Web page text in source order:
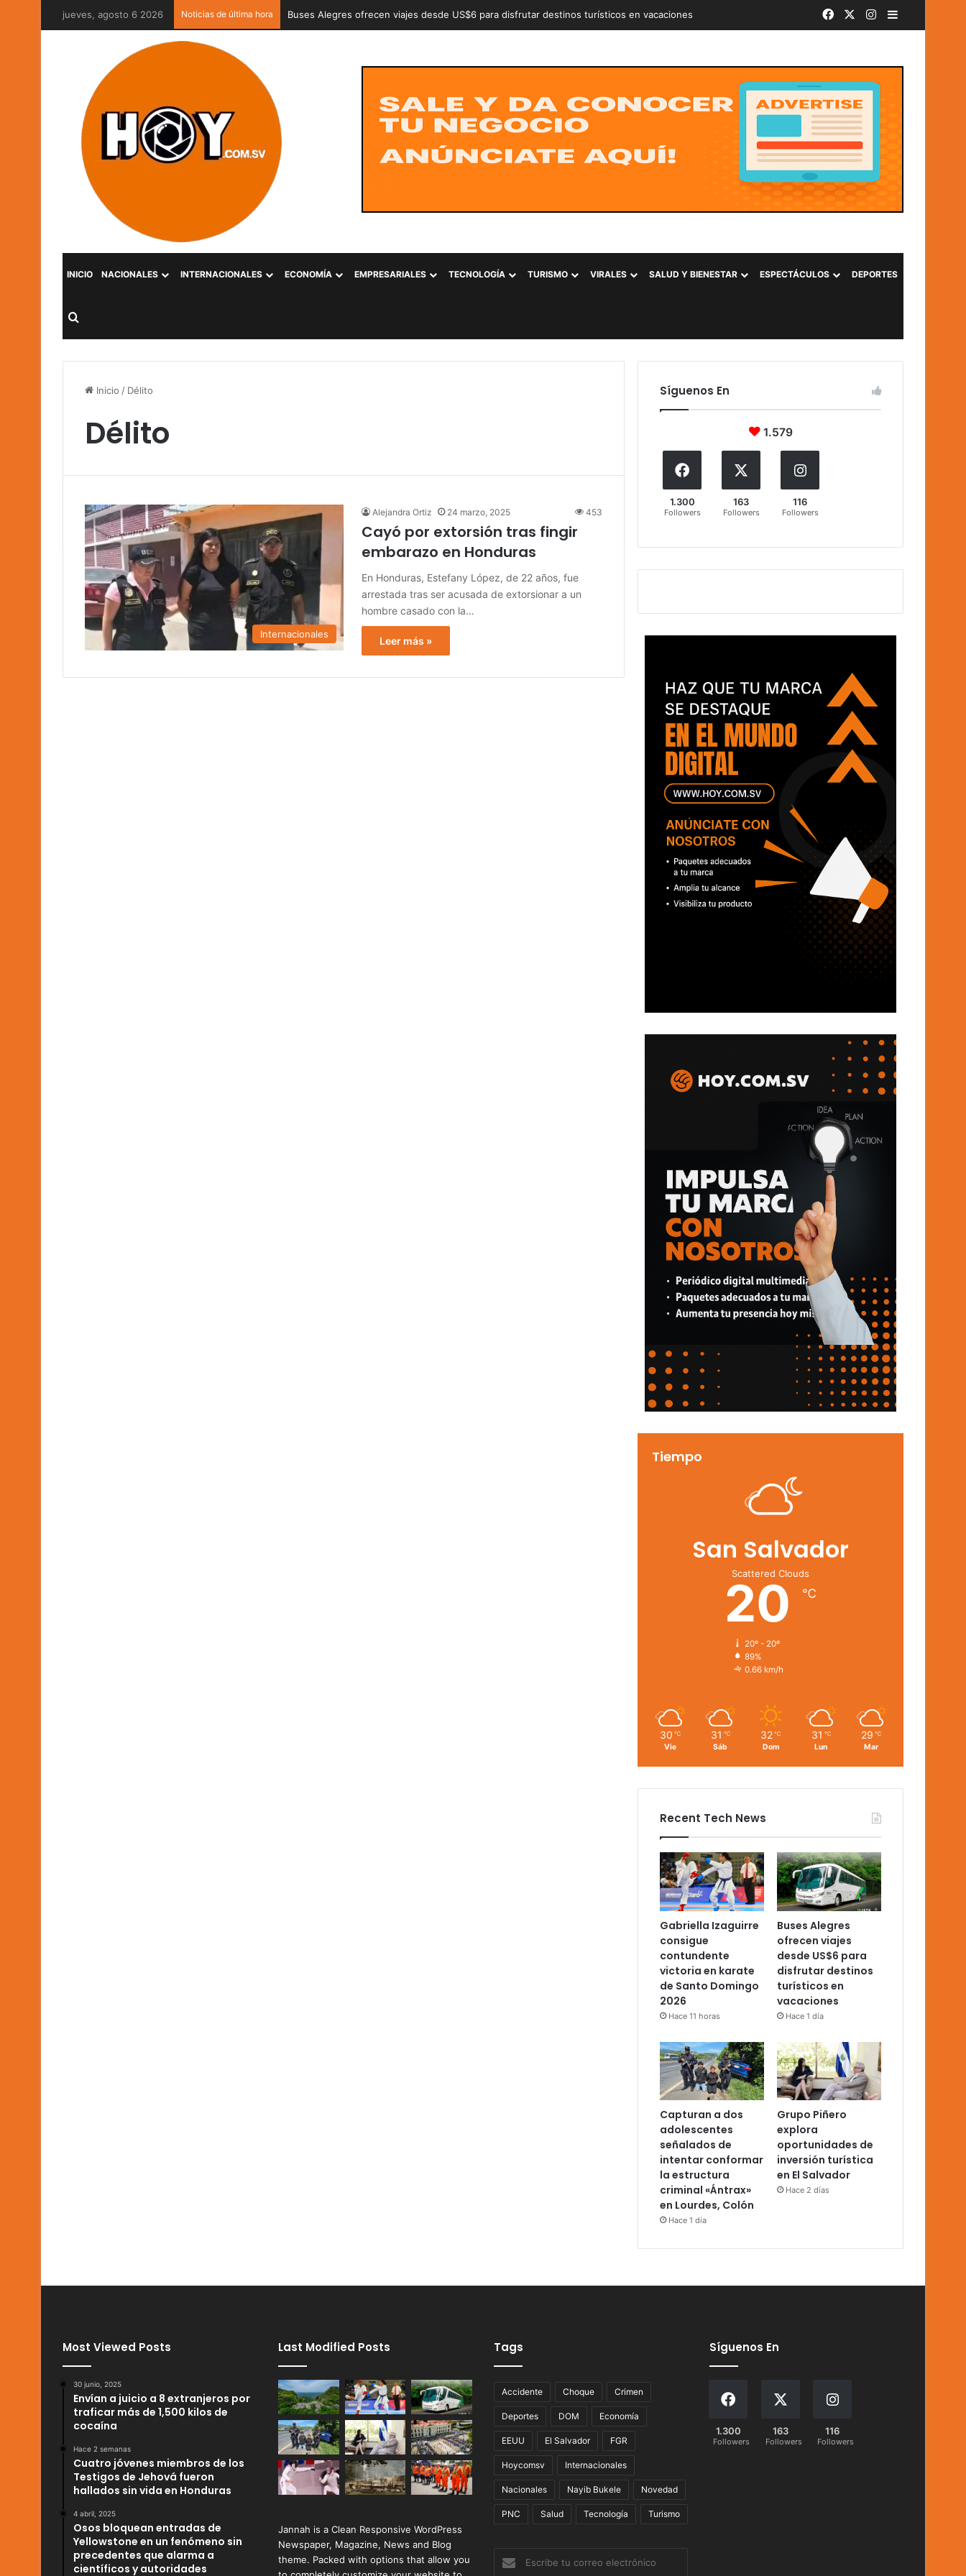
jueves, agosto 6 2026 Noticias de última hora Capturan a dos adolescentes señalados de intentar conformar la estructura criminal «Ántrax» en Lourdes, Colón Facebook Instagram
INICIO NACIONALES INTERNACIONALES ECONOMÍA EMPRESARIALES TECNOLOGÍA TURISMO VIRALES SALUD Y BIENESTAR ESPECTÁCULOS DEPORTES
Buscar por
Inicio / Délito
Délito
Internacionales
Alejandra Ortiz 24 marzo, 2025 453
Cayó por extorsión tras fingir
embarazo en Honduras
En Honduras, Estefany López, de 22 años, fue
arrestada tras ser acusada de extorsionar a un
hombre casado con la…
Leer más »
Síguenos En
1.579
1.300
Followers
163
Followers
116
Followers
Tiempo
San Salvador
Scattered Clouds
20 ℃
20º - 20º
89%
0.66 km/h
30 ℃
Vie
31 ℃
Sáb
32 ℃
Dom
31 ℃
Lun
29 ℃
Mar
Recent Tech News
Gabriella Izaguirre
consigue
contundente
victoria en karate
de Santo Domingo
2026
Hace 11 horas
Buses Alegres
ofrecen viajes
desde US$6 para
disfrutar destinos
turísticos en
vacaciones
Hace 1 día
Capturan a dos
adolescentes
señalados de
intentar conformar
la estructura
criminal «Ántrax»
en Lourdes, Colón
Hace 1 día
Grupo Piñero
explora
oportunidades de
inversión turística
en El Salvador
Hace 2 días
Most Viewed Posts
30 junio, 2025
Envían a juicio a 8 extranjeros por
traficar más de 1,500 kilos de
cocaína
Hace 2 semanas
Cuatro jóvenes miembros de los
Testigos de Jehová fueron
hallados sin vida en Honduras
4 abril, 2025
Osos bloquean entradas de
Yellowstone en un fenómeno sin
precedentes que alarma a
científicos y autoridades
Last Modified Posts
Jannah is a Clean Responsive WordPress
Newspaper, Magazine, News and Blog
theme. Packed with options that allow you
Tags
Accidente Choque Crimen
Deportes DOM Economía
EEUU El Salvador FGR
Hoycomsv Internacionales
Nacionales Nayib Bukele Novedad
PNC Salud Tecnología Turismo
Escribe
tu
Síguenos En
1.300
Followers
163
Followers
116
Followers